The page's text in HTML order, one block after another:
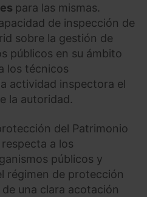
para las mismas.
de inspección de
sobre la gestión de
públicos en su ámbito
los técnicos
actividad inspectora el
la autoridad.
del Patrimonio
a los
públicos y
régimen de protección
una clara acotación